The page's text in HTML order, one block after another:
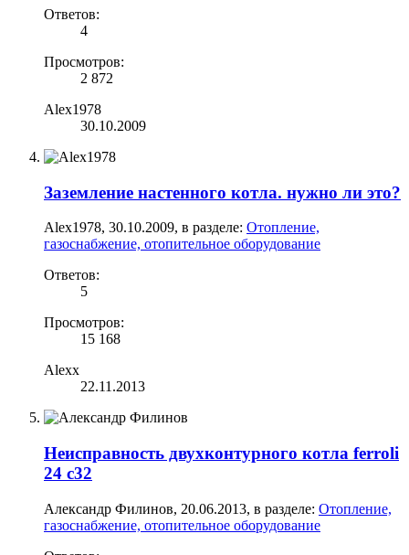
Ответов:
4
Просмотров:
2 872
Alex1978
30.10.2009
Заземление настенного котла. нужно ли это?
Alex1978, 30.10.2009, в разделе: Отопление,
газоснабжение, отопительное оборудование
Ответов:
5
Просмотров:
15 168
Alexx
22.11.2013
Неисправность двухконтурного котла ferroli
24 с32
Александр Филинов, 20.06.2013, в разделе: Отопление,
газоснабжение, отопительное оборудование